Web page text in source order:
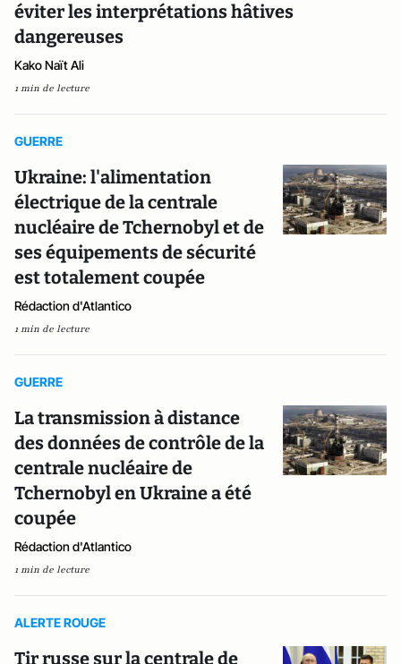
éviter les interprétations hâtives
dangereuses
Kako Naït Ali
1 min de lecture
GUERRE
Ukraine: l'alimentation
électrique de la centrale
nucléaire de Tchernobyl et de
ses équipements de sécurité
est totalement coupée
Rédaction d'Atlantico
1 min de lecture
GUERRE
La transmission à distance
des données de contrôle de la
centrale nucléaire de
Tchernobyl en Ukraine a été
coupée
Rédaction d'Atlantico
1 min de lecture
ALERTE ROUGE
Tir russe sur la centrale de